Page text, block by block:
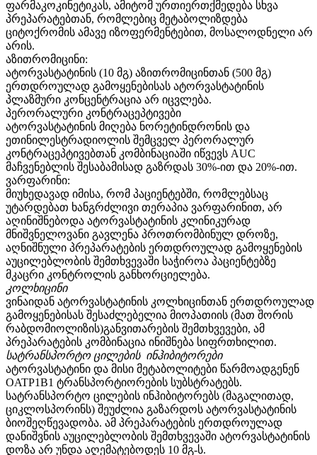
ფარმაკოკინეტიკას, ამიტომ ურთიერთქმედება სხვა
პრეპარატებთან, რომლებიც მეტაბოლიზდება
ციტოქრომის ამავე იზოფერმენტებით, მოსალოდნელი არ
არის.
აზითრომიცინი:
ატორვასტატინის (10 მგ) აზითრომიცინთან (500 მგ)
ერთდროულად გამოყენებისას ატორვასტატინის
პლაზმური კონცენტრაცია არ იცვლება.
პერორალური კონტრაცეპტივები
ატორვასტატინის მიღება ნორეტინდრონის და
ეთინილესტრადიოლის შემცველ პერორალურ
კონტრაცეპტივებთან კომბინაციაში იწვევს AUC
მაჩვენებლის შესაბამისად გაზრდას 30%-ით და 20%-ით.
ვარფარინი:
მიუხედავად იმისა, რომ პაციენტებში, რომლებსაც
უტარდებათ ხანგრძლივი თერაპია ვარფარინით, არ
აღინიშნებოდა ატორვასტატინის კლინიკურად
მნიშვნელოვანი გავლენა პროთრომბინულ დროზე,
აღნიშნული პრეპარატების ერთდროულად გამოყენების
აუცილებლობის შემთხვევაში საჭიროა პაციენტებზე
მკაცრი კონტროლის განხორციელება.
კოლხიცინი
ვინაიდან ატორვასტატინის კოლხიცინთან ერთდროულად
გამოყენებისას შესაძლებელია მიოპათიის (მათ შორის
რაბდომიოლიზის)განვითარების შემთხვევები, ამ
პრეპარატების კომბინაცია ინიშნება სიფრთხილით.
სატრანსპორტო ცილების ინჰიბიტორები
ატორვასტატინი და მისი მეტაბოლიტები წარმოადგენენ
OATP1B1 ტრანსპორტიორების სუბსტრატებს.
სატრანსპორტო ცილების ინჰიბიტორებს (მაგალითად,
ციკლოსპორინს) შეუძლია გაზარდოს ატორვასტატინის
ბიოშეღწევადობა. ამ პრეპარატების ერთდროულად
დანიშვნის აუცილებლობის შემთხვევაში ატორვასტატინის
დოზა არ უნდა აღემატებოდეს 10 მგ-ს.